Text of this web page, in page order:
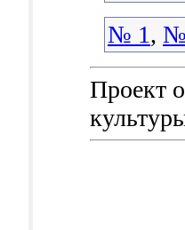
№ 1, №
Проект